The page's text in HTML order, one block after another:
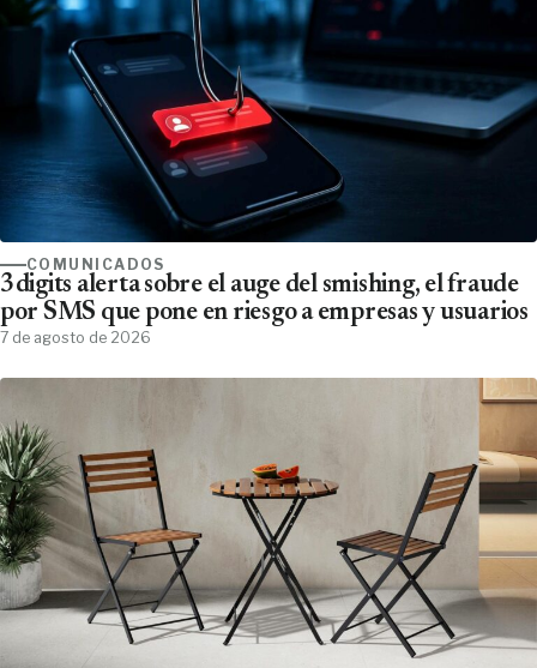
COMUNICADOS
3digits alerta sobre el auge del smishing, el fraude
por SMS que pone en riesgo a empresas y usuarios
7 de agosto de 2026